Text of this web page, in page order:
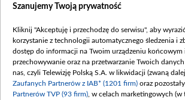
Dostępność
Procedura zgłoszeń
Szanujemy Twoją prywatność
Kliknij "Akceptuję i przechodzę do serwisu", aby
korzystanie z technologii automatycznego śledzenia i
dostęp do informacji na Twoim urządzeniu końcowym
przechowywanie oraz na przetwarzanie Twoich
nas, czyli Telewizję Polską S.A. w likwidacji (zwaną dalej
Zaufanych Partnerów z IAB* (1201 firm) oraz
Partnerów TVP (93 firm) , w celach marketingowych (w